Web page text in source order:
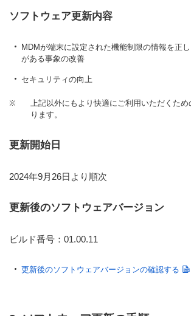
ソフトウェア更新内容
MDMが端末に設定された機能制限の情報を正
がある事象の改善
セキュリティの向上
※
上記以外にもより快適にご利用いただくた
ります。
更新開始日
2024年9月26日より順次
更新後のソフトウェアバージョン
ビルド番号：01.00.11
更新後のソフトウェアバージョンの確認する